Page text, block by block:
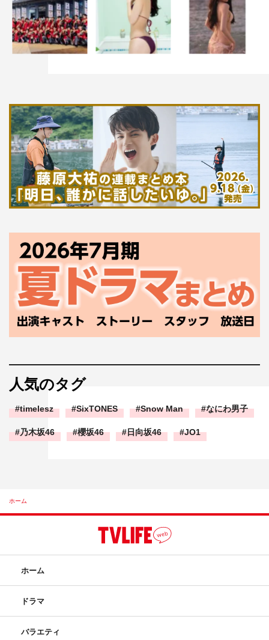
人気のタグ
timelesz SixTONES Snow Man なにわ男子
乃木坂46 櫻坂46 日向坂46 JO1
ホーム
ホーム
ドラマ
バラエティ